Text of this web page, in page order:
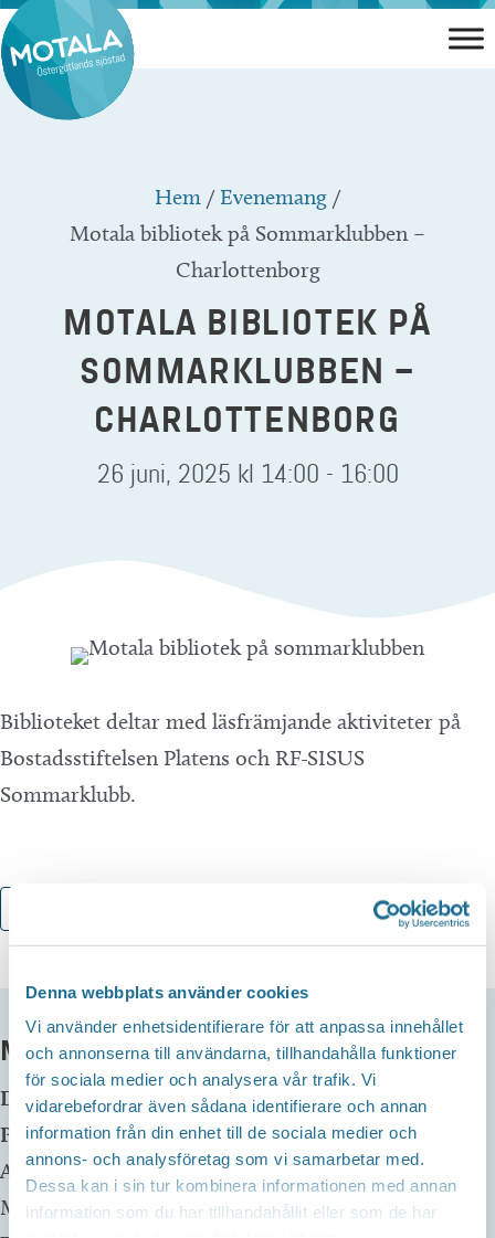
Denna webbplats använder cookies
Vi använder enhetsidentifierare för att anpassa innehållet
och annonserna till användarna, tillhandahålla funktioner
för sociala medier och analysera vår trafik. Vi
vidarebefordrar även sådana identifierare och annan
information från din enhet till de sociala medier och
annons- och analysföretag som vi samarbetar med.
Dessa kan i sin tur kombinera informationen med annan
information som du har tillhandahållit eller som de har
Hoppa
till
innehåll
Hem /Evenemang /
Motala bibliotek på Sommarklubben –
Charlottenborg
MOTALA BIBLIOTEK PÅ
SOMMARKLUBBEN –
CHARLOTTENBORG
26 juni, 2025 kl 14:00 - 16:00
Biblioteket deltar med läsfrämjande aktiviteter på
Bostadsstiftelsen Platens och RF-SISUS
Sommarklubb.
MER INFO
Datum: 26 juni, 2025 kl 14:00-16:00
Plats:Charlottenborgs näridrottsplats
Adress: Lustigkullevägen 6
Motala, 59147 Sverige